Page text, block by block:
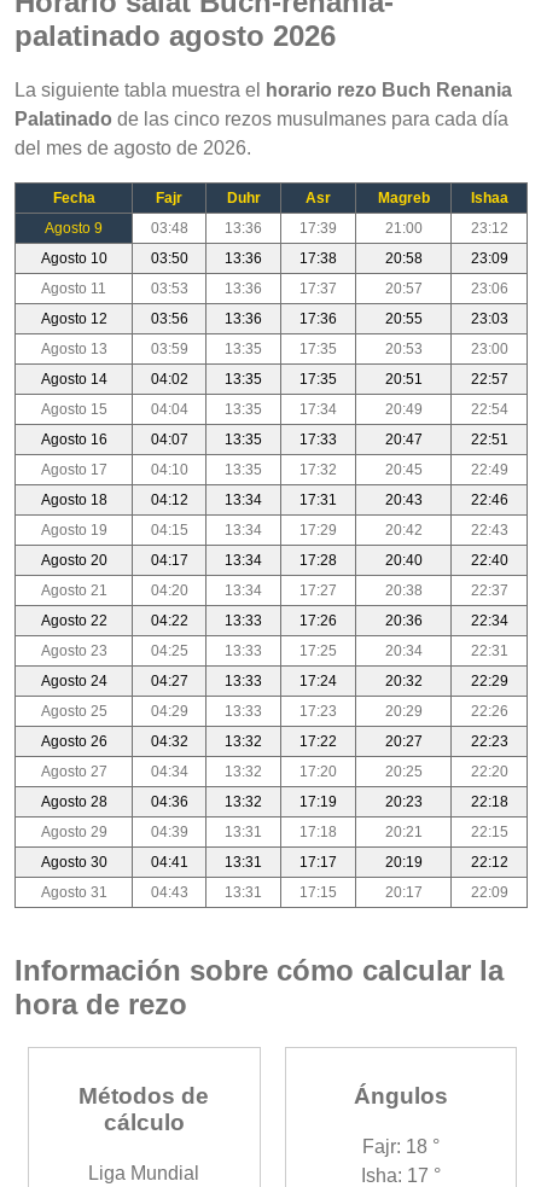
palatinado agosto 2026
La siguiente tabla muestra el
horario rezo Buch Renania
Palatinado de las cinco rezos musulmanes para cada día
del mes de agosto de 2026.
Fecha Fajr Duhr Asr Magreb
Ishaa
Agosto 9
03:48 13:36 17:39 21:00
23:12
Agosto 10
03:50 13:36 17:38 20:58
23:09
Agosto 11
03:53 13:36 17:37 20:57
23:06
Agosto 12
03:56 13:36 17:36 20:55
23:03
Agosto 13
03:59 13:35 17:35 20:53
23:00
Agosto 14
04:02 13:35 17:35 20:51
22:57
Agosto 15
04:04 13:35 17:34 20:49
22:54
Agosto 16
04:07 13:35 17:33 20:47
22:51
Agosto 17
04:10 13:35 17:32 20:45
22:49
Agosto 18
04:12 13:34 17:31 20:43
22:46
Agosto 19
04:15 13:34 17:29 20:42
22:43
Agosto 20
04:17 13:34 17:28 20:40
22:40
Agosto 21
04:20 13:34 17:27 20:38
22:37
Agosto 22
04:22 13:33 17:26 20:36
22:34
Agosto 23
04:25 13:33 17:25 20:34
22:31
Agosto 24
04:27 13:33 17:24 20:32
22:29
Agosto 25
04:29 13:33 17:23 20:29
22:26
Agosto 26
04:32 13:32 17:22 20:27
22:23
Agosto 27
04:34 13:32 17:20 20:25
22:20
Agosto 28
04:36 13:32 17:19 20:23
22:18
Agosto 29
04:39 13:31 17:18 20:21
22:15
Agosto 30
04:41 13:31 17:17 20:19
22:12
Agosto 31
04:43 13:31 17:15 20:17 22:09
Información sobre cómo calcular la
hora de rezo
Métodos de
cálculo
Liga Mundial
Ángulos
Fajr: 18 °
Isha: 17 °